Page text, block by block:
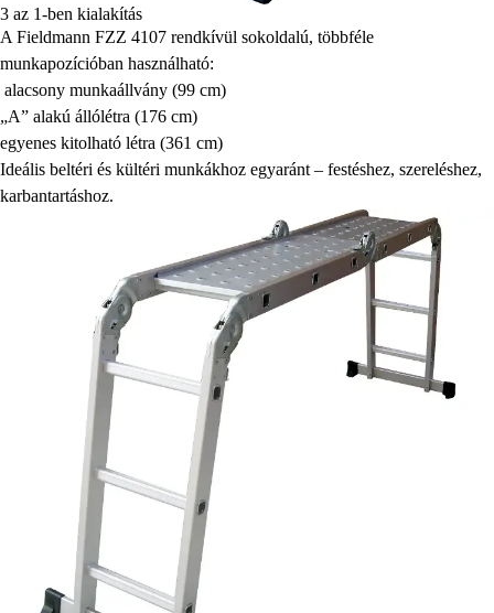
3 az 1-ben kialakítás
A Fieldmann FZZ 4107 rendkívül sokoldalú, többféle
munkapozícióban használható:
alacsony munkaállvány (99 cm)
„A” alakú állólétra (176 cm)
egyenes kitolható létra (361 cm)
Ideális beltéri és kültéri munkákhoz egyaránt – festéshez, szereléshez,
karbantartáshoz.